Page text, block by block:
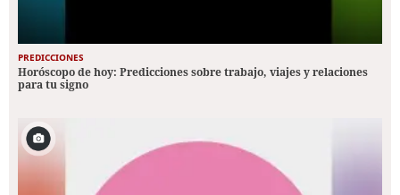
PREDICCIONES
Horóscopo de hoy: Predicciones sobre trabajo, viajes y relaciones
para tu signo